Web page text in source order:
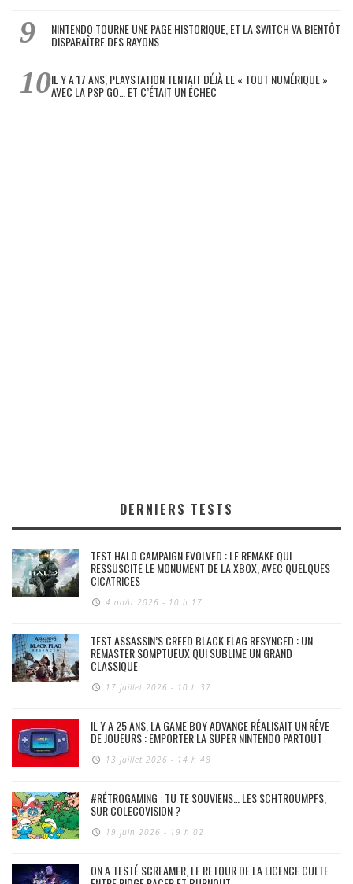
NINTENDO TOURNE UNE PAGE HISTORIQUE, ET LA SWITCH VA BIENTÔT
DISPARAÎTRE DES RAYONS
IL Y A 17 ANS, PLAYSTATION TENTAIT DÉJÀ LE « TOUT NUMÉRIQUE »
AVEC LA PSP GO… ET C’ÉTAIT UN ÉCHEC
DERNIERS TESTS
TEST HALO CAMPAIGN EVOLVED : LE REMAKE QUI
RESSUSCITE LE MONUMENT DE LA XBOX, AVEC QUELQUES
CICATRICES
4 août 2026 - 10 h 17
TEST ASSASSIN’S CREED BLACK FLAG RESYNCED : UN
REMASTER SOMPTUEUX QUI SUBLIME UN GRAND
CLASSIQUE
17 juillet 2026 - 10 h 37
IL Y A 25 ANS, LA GAME BOY ADVANCE RÉALISAIT UN RÊVE
DE JOUEURS : EMPORTER LA SUPER NINTENDO PARTOUT
13 juillet 2026 - 14 h 48
#RÉTROGAMING : TU TE SOUVIENS… LES SCHTROUMPFS,
SUR COLECOVISION ?
19 juin 2026 - 19 h 02
ON A TESTÉ SCREAMER, LE RETOUR DE LA LICENCE CULTE